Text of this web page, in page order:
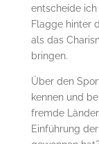
entscheide
Flagge hinter
als das
bringen.
Über den
kennen und
fremde
Einführung